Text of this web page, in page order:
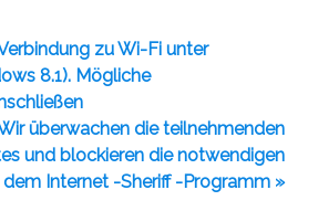
zu Wi-Fi unter
8.1). Mögliche
überwachen die teilnehmenden
und blockieren die notwendigen
Internet -Sheriff -Programm »